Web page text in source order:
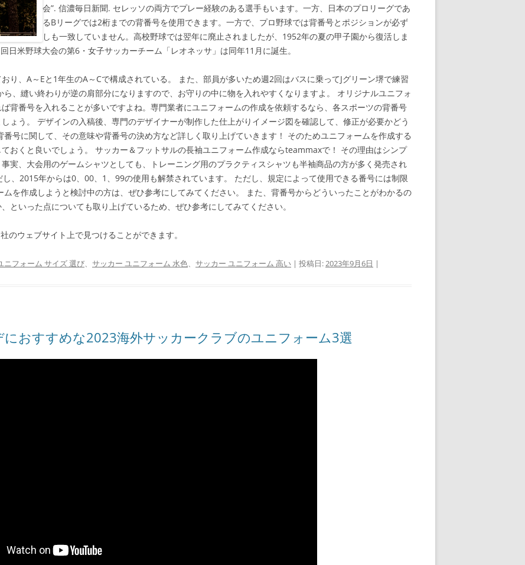
会”. 信濃毎日新聞. セレッソの両方でプレー経験のある選手もいます。一方、日本のプロリーグであ
るBリーグでは2桁までの背番号を使用できます。一方で、プロ野球では背番号とポジションが必ず
しも一致していません。高校野球では翌年に廃止されましたが、1952年の夏の甲子園から復活しま
日米野球大会の第6・女子サッカーチーム「レオネッサ」は同年11月に誕生。
り、A～Eと1年生のA～Cで構成されている。 また、部員が多いため週2回はバスに乗ってJグリーン堺で練習
、縫い終わりが逆の肩部分になりますので、お守りの中に物を入れやすくなりますよ。 オリジナルユニフォ
背番号を入れることが多いですよね。専門業者にユニフォームの作成を依頼するなら、各スポーツの背番号
ょう。 デザインの入稿後、専門のデザイナーが制作した仕上がりイメージ図を確認して、修正が必要かどう
号に関して、その意味や背番号の決め方など詳しく取り上げていきます！ そのためユニフォームを作成する
おくと良いでしょう。 サッカー＆フットサルの長袖ユニフォーム作成ならteammaxで！ その理由はシンプ
実、大会用のゲームシャツとしても、トレーニング用のプラクティスシャツも半袖商品の方が多く発売され
、2015年からは0、00、1、99の使用も解禁されています。 ただし、規定によって使用できる番号には制限
を作成しようと検討中の方は、ぜひ参考にしてみてください。 また、背番号からどういったことがわかるの
といった点についても取り上げているため、ぜひ参考にしてみてください。
のウェブサイト上で見つけることができます。
ニフォーム サイズ 選び、 サッカー ユニフォーム 水色、 サッカー ユニフォーム 高い | 投稿日:2023年9月6日 |
におすすめな2023海外サッカークラブのユニフォーム3選